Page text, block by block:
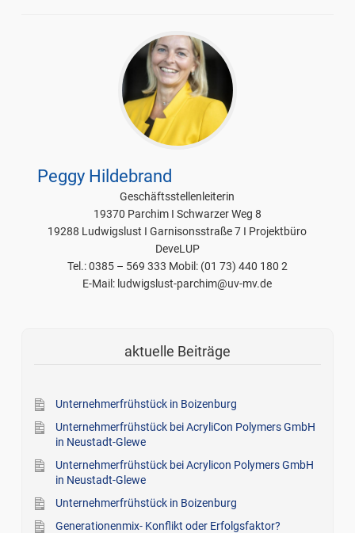
Peggy Hildebrand
Geschäftsstellenleiterin
19370 Parchim I Schwarzer Weg 8
19288 Ludwigslust I Garnisonsstraße 7 I Projektbüro
DeveLUP
Tel.: 0385 – 569 333 Mobil: (01 73) 440 180 2
E-Mail: ludwigslust-parchim@uv-mv.de
aktuelle Beiträge
Unternehmerfrühstück in Boizenburg
Unternehmerfrühstück bei AcryliCon Polymers GmbH
in Neustadt-Glewe
Unternehmerfrühstück bei Acrylicon Polymers GmbH
in Neustadt-Glewe
Unternehmerfrühstück in Boizenburg
Generationenmix- Konflikt oder Erfolgsfaktor?